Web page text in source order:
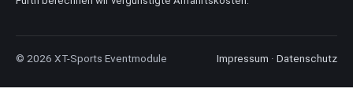
© 2026 XT-Sports Eventmodule Impressum · Datenschutz